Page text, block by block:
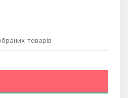
товарів